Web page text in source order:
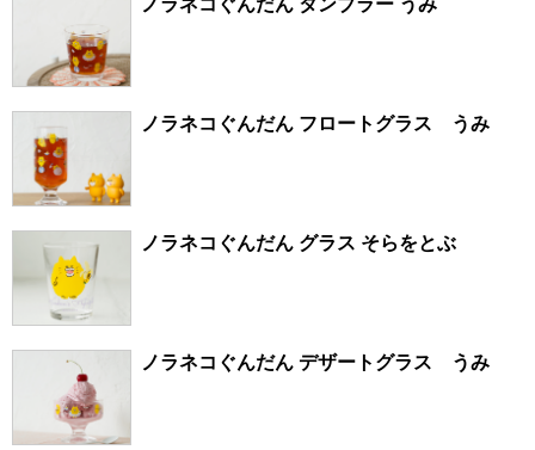
ノラネコぐんだん タンブラー うみ
ノラネコぐんだん フロートグラス うみ
ノラネコぐんだん グラス そらをとぶ
ノラネコぐんだん デザートグラス うみ